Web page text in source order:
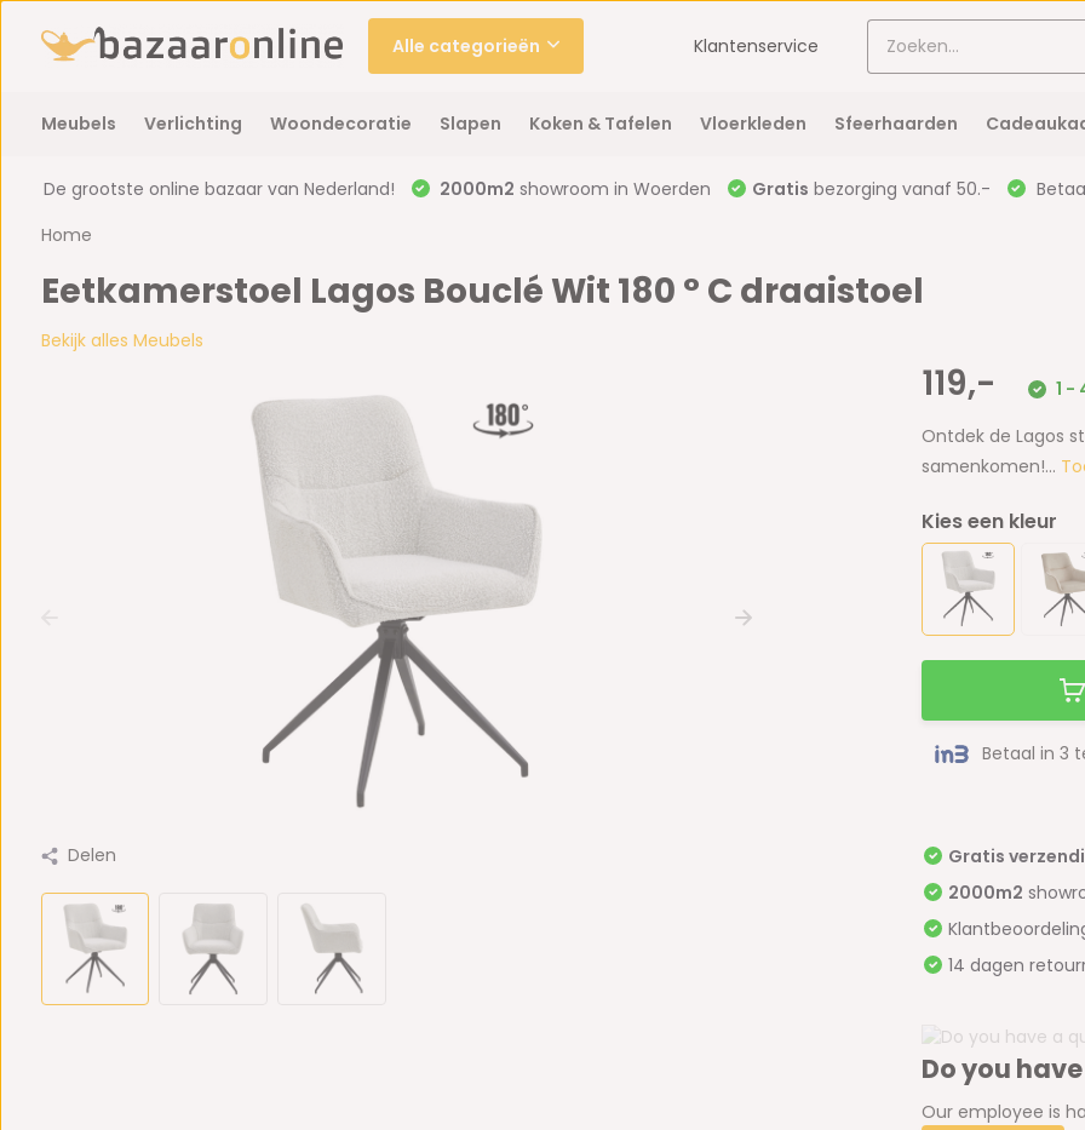
Alle categorieën Klantenservice
Meubels Verlichting Woondecoratie Slapen Koken & Tafelen Vloerkleden Sfeerhaarden
De grootste online bazaar van Nederland! 2000m2 showroom in Woerden Gratis bezorging vanaf 50.-
Home
Eetkamerstoel Lagos Bouclé Wit 180 ° C draaistoel
Bekijk alles Meubels
Delen
119,-
1 -
Ontdek de Lagos
samenkomen!...
Kies een kleur
Betaal in 3
Gratis
2000m2
14 dagen
Do you
Our employee is